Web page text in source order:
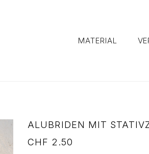
MATERIAL
ALUBRIDEN MIT
CHF 2.50